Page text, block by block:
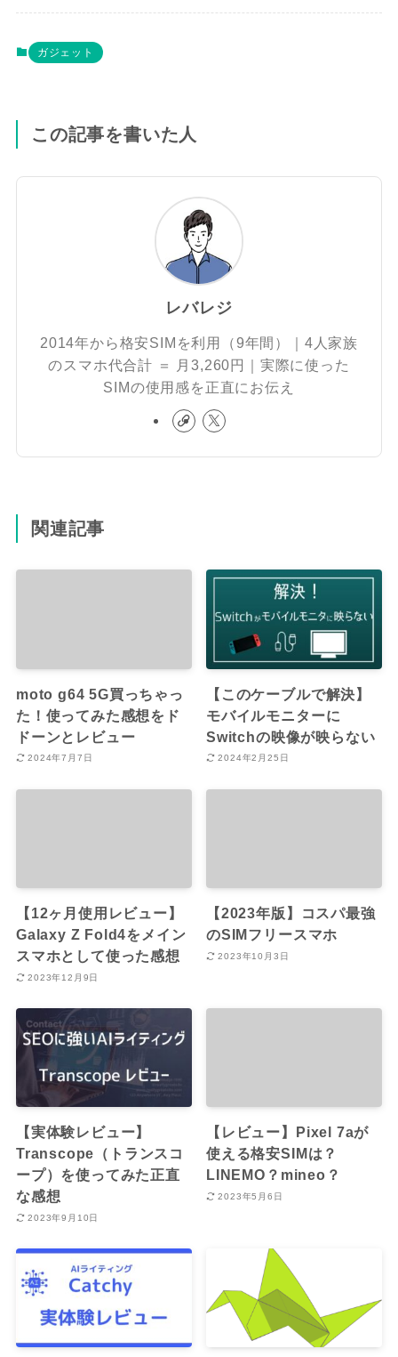
ガジェット
この記事を書いた人
レバレジ
2014年から格安SIMを利用（9年間）｜4人家族
のスマホ代合計 ＝ 月3,260円｜実際に使った
SIMの使用感を正直にお伝え
関連記事
moto g64 5G買っちゃっ
た！使ってみた感想をド
ドーンとレビュー
2024年7月7日
【このケーブルで解決】
モバイルモニターに
Switchの映像が映らない
2024年2月25日
【12ヶ月使用レビュー】
Galaxy Z Fold4をメイン
スマホとして使った感想
2023年12月9日
【2023年版】コスパ最強
のSIMフリースマホ
2023年10月3日
【実体験レビュー】
Transcope（トランスコ
ープ）を使ってみた正直
な感想
2023年9月10日
【レビュー】Pixel 7aが
使える格安SIMは？
LINEMO？mineo？
2023年5月6日